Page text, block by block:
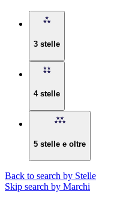
3 stelle
4 stelle
5 stelle e oltre
Back to search by Stelle
Skip search by Marchi